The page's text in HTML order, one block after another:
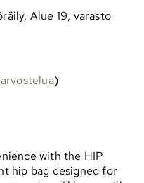
Alue 19, varasto
)
with the HIP
hip bag designed for